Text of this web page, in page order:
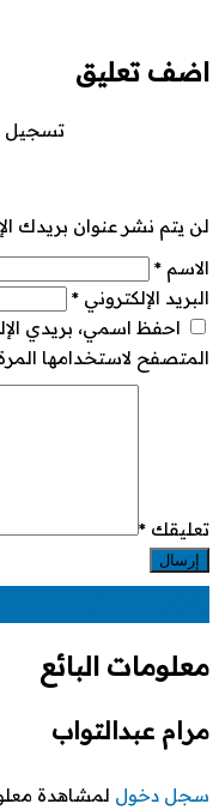
اضف تعليق
تسجيل
لن يتم نشر عنوان بريدك
الاسم *
البريد الإلكتروني *
احفظ اسمي، بريدي
المتصفح لاستخدامها
تعليقك *
معلومات البائع
مرام عبدالتواب
سجل دخول لمشاهدة